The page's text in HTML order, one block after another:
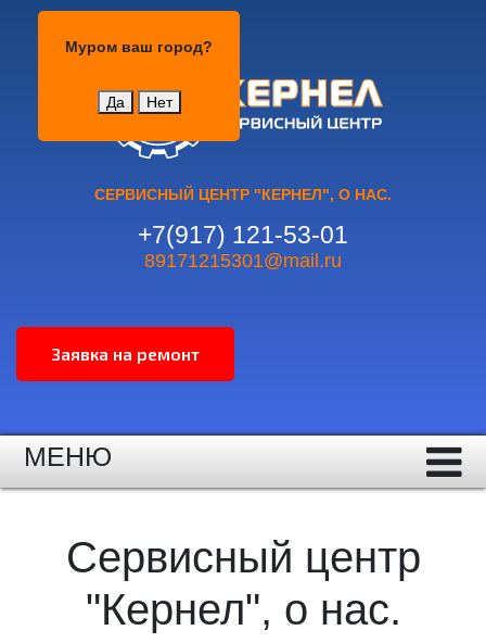
Муром ваш город?
Да Нет
СЕРВИСНЫЙ ЦЕНТР "КЕРНЕЛ", О НАС.
+7(917) 121-53-01
89171215301@mail.ru
МЕНЮ
Сервисный центр
"Кернел", о нас.